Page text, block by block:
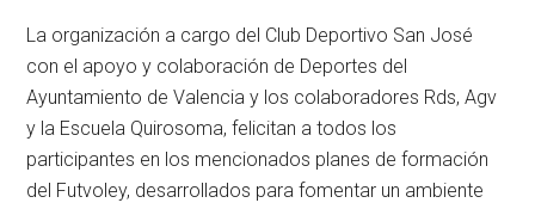
La organización a cargo del Club Deportivo San José
con el apoyo y colaboración de Deportes del
Ayuntamiento de Valencia y los colaboradores Rds, Agv
y la Escuela Quirosoma, felicitan a todos los
participantes en los mencionados planes de formación
del Futvoley, desarrollados para fomentar un ambiente